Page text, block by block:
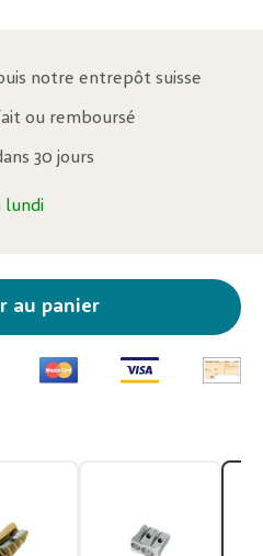
notre entrepôt suisse
ou remboursé
30 jours
lundi
au panier